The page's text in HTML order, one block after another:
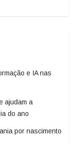
e IA nas
ajudam a
do ano
por nascimento